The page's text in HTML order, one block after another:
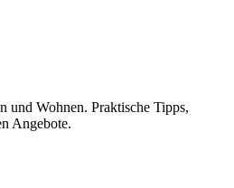
und Wohnen. Praktische Tipps,
Angebote.